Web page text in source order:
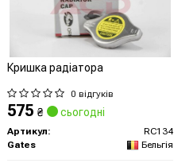
Кришка радіатора
0 відгуків
575 ₴ сьогодні
Артикул:
RC134
Gates
Бельгія